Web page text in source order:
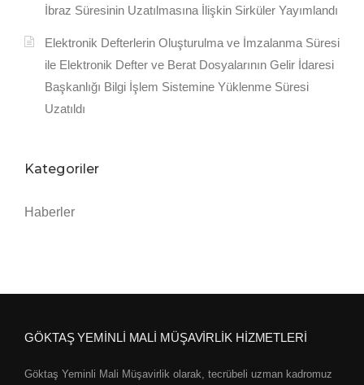
İbraz Süresinin Uzatılmasına İlişkin Sirküler Yayımlandı
Elektronik Defterlerin Oluşturulma ve İmzalanma Süresi
ile Elektronik Defter ve Berat Dosyalarının Gelir İdaresi
Başkanlığı Bilgi İşlem Sistemine Yüklenme Süresi
Uzatıldı
Kategoriler
Haberler
GÖKTAŞ YEMİNLİ MALİ MÜŞAVİRLİK HİZMETLERİ
Göktaş Yeminli Mali Müşavirlik olarak, tecrübeli uzman kadromuz